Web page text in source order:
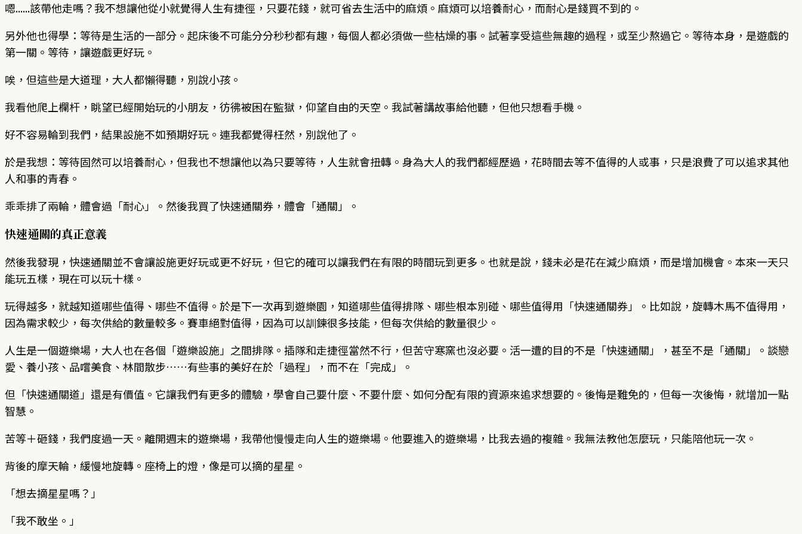
嗯......該帶他走嗎？我不想讓他從小就覺得人生有捷徑，只要花錢，就可省去生活中的麻煩。麻煩可以培養耐心，而耐心是錢買不到的。
另外他也得學：等待是生活的一部分。起床後不可能分分秒秒都有趣，每個人都必須做一些枯燥的事。試著享受這些無趣的過程，或至少熬過它。等待本身，是遊戲的
第一關。等待，讓遊戲更好玩。
唉，但這些是大道理，大人都懶得聽，別說小孩。
我看他爬上欄杆，眺望已經開始玩的小朋友，彷彿被困在監獄，仰望自由的天空。我試著講故事給他聽，但他只想看手機。
好不容易輪到我們，結果設施不如預期好玩。連我都覺得枉然，別說他了。
於是我想：等待固然可以培養耐心，但我也不想讓他以為只要等待，人生就會扭轉。身為大人的我們都經歷過，花時間去等不值得的人或事，只是浪費了可以追求其他
人和事的青春。
乖乖排了兩輪，體會過「耐心」。然後我買了快速通關券，體會「通關」。
快速通關的真正意義
然後我發現，快速通關並不會讓設施更好玩或更不好玩，但它的確可以讓我們在有限的時間玩到更多。也就是說，錢未必是花在減少麻煩，而是增加機會。本來一天只
能玩五樣，現在可以玩十樣。
玩得越多，就越知道哪些值得、哪些不值得。於是下一次再到遊樂園，知道哪些值得排隊、哪些根本別碰、哪些值得用「快速通關券」。比如說，旋轉木馬不值得用，
因為需求較少，每次供給的數量較多。賽車絕對值得，因為可以訓鍊很多技能，但每次供給的數量很少。
人生是一個遊樂場，大人也在各個「遊樂設施」之間排隊。插隊和走捷徑當然不行，但苦守寒窯也沒必要。活一遭的目的不是「快速通關」，甚至不是「通關」。談戀
愛、養小孩、品嚐美食、林間散步……有些事的美好在於「過程」，而不在「完成」。
但「快速通關道」還是有價值。它讓我們有更多的體驗，學會自己要什麼、不要什麼、如何分配有限的資源來追求想要的。後悔是難免的，但每一次後悔，就增加一點
智慧。
苦等＋砸錢，我們度過一天。離開週末的遊樂場，我帶他慢慢走向人生的遊樂場。他要進入的遊樂場，比我去過的複雜。我無法教他怎麼玩，只能陪他玩一次。
背後的摩天輪，緩慢地旋轉。座椅上的燈，像是可以摘的星星。
「想去摘星星嗎？」
「我不敢坐。」